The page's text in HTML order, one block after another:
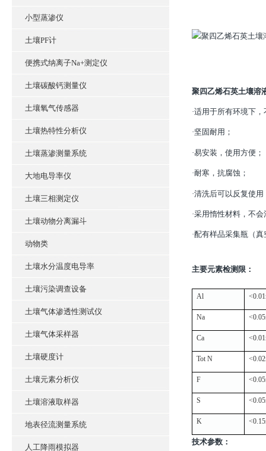
小型蒸渗仪
土壤PF计
便携式纳离子Na+测定仪
土壤碳酸钙测量仪
土壤氧气传感器
土壤热特性分析仪
土壤蒸渗测量系统
大地电导率仪
土壤三相测定仪
土壤动物分离漏斗
动物类
土壤水分温度电导率
土壤污染调查设备
土壤气体渗透性测试仪
土壤气体采样器
土壤硬度计
土壤元素分析仪
土壤溶液取样器
地表径流测量系统
人工降雨模拟器
聚四乙烯石英土壤溶
·适用于所有环境下
·坚固耐用；
·易安装，使用方便；
·耐寒，抗腐蚀；
·清洗后可以反复使用
·采用惰性材料，不
·配有样品采集瓶（真
主要元素检测限：
Al
Na
Ca
Tot N
F
S
K
技术参数：